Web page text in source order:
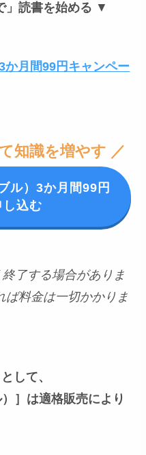
」読書を始める ▼
月間99円キャンペー
知識を増やす ／
ル）3か月間99円
し込む
了する場合がありま
料金は一切かかりま
して、
］は適格販売により